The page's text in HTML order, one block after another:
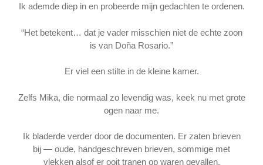
Ik ademde diep in en probeerde mijn gedachten te ordenen.
“Het betekent… dat je vader misschien niet de echte zoon
is van Doña Rosario.”
Er viel een stilte in de kleine kamer.
Zelfs Mika, die normaal zo levendig was, keek nu met grote
ogen naar me.
Ik bladerde verder door de documenten. Er zaten brieven
bij — oude, handgeschreven brieven, sommige met
vlekken alsof er ooit tranen op waren gevallen.